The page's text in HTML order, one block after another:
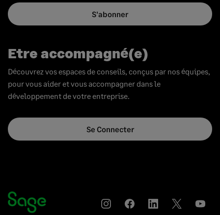
S'abonner
Etre accompagné(e)
Découvrez vos espaces de conseils, conçus par nos équipes,
pour vous aider et vous accompagner dans le
développement de votre entreprise.
Se Connecter
InstagramPartagerPartagerPartager